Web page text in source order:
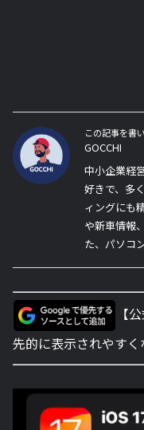
この記事を書
GOCCHI
中小企業経
好きで、多
ィングにも
や新車情報
た、パソコ
【
先的に表示されやすく